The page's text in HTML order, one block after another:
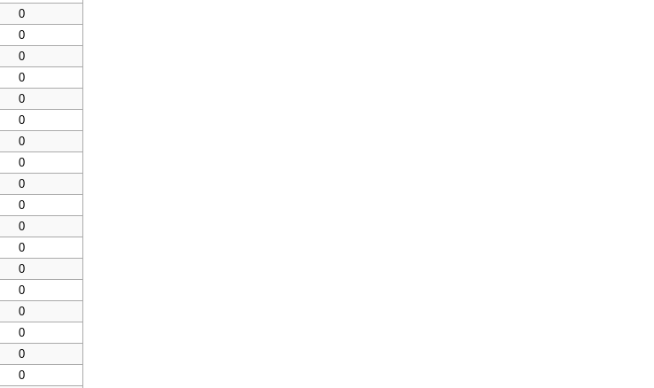
0
0
0
0
0
0
0
0
0
0
0
0
0
0
0
0
0
0